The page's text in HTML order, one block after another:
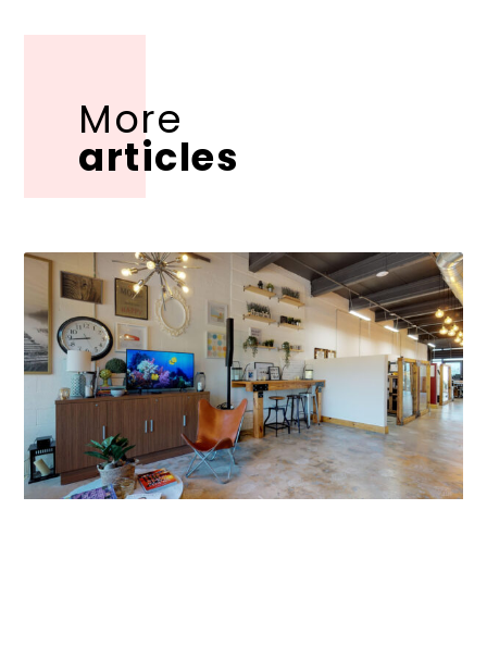
More
articles